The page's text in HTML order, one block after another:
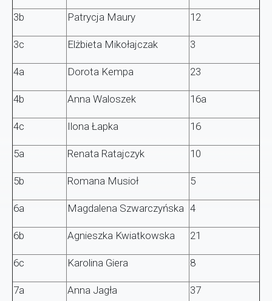
3b Patrycja Maury 12
3c Elżbieta Mikołajczak 3
4a Dorota Kempa 23
4b Anna Waloszek 16a
4c Ilona Łapka 16
5a Renata Ratajczyk 10
5b Romana Musioł 5
6a Magdalena Szwarczyńska 4
6b Agnieszka Kwiatkowska 21
6c Karolina Giera 8
7a Anna Jagła 37